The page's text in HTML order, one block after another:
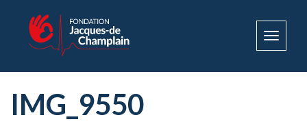
Toggle
IMG_9550